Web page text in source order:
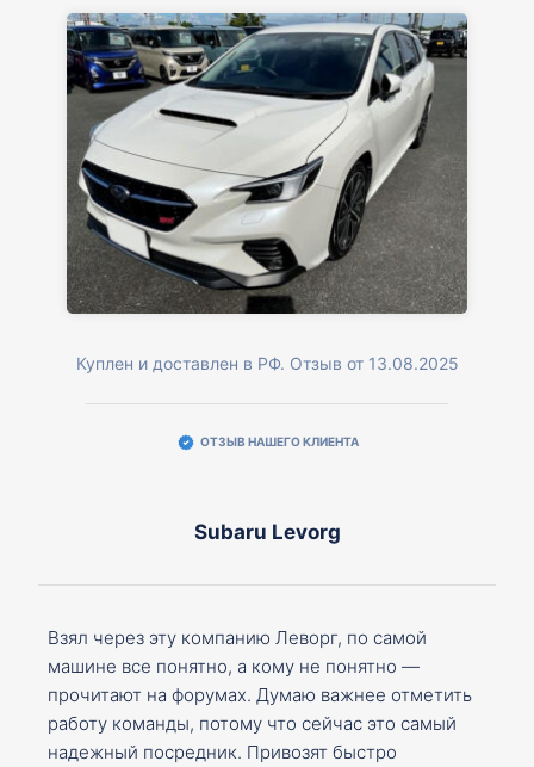
Куплен и доставлен в РФ. Отзыв от 13.08.2025
ОТЗЫВ НАШЕГО КЛИЕНТА
Subaru Levorg
Взял через эту компанию Леворг, по самой
машине все понятно, а кому не понятно —
прочитают на форумах. Думаю важнее отметить
работу команды, потому что сейчас это самый
надежный посредник. Привозят быстро